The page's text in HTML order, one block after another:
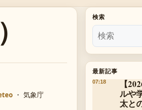
・ 気象庁
検索
最新記事
07:18
【
ルや
太と